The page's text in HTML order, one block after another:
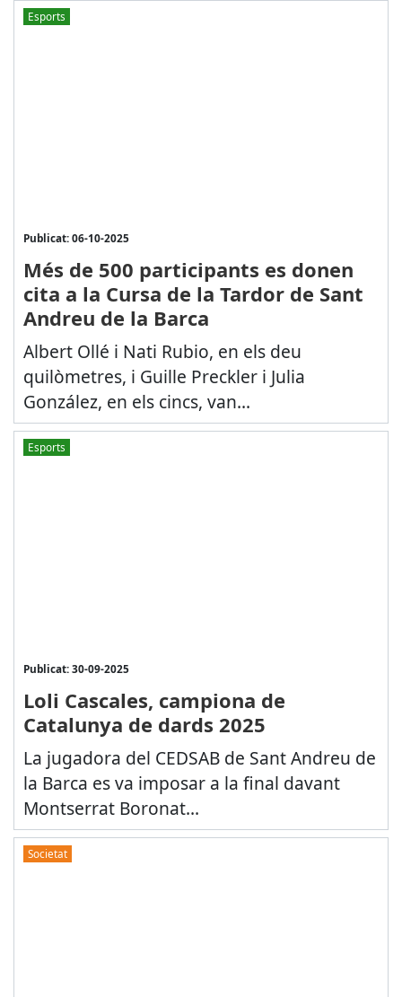
Esports
Publicat: 06-10-2025
Més de 500 participants es donen
cita a la Cursa de la Tardor de Sant
Andreu de la Barca
Albert Ollé i Nati Rubio, en els deu
quilòmetres, i Guille Preckler i Julia
González, en els cincs, van...
Esports
Publicat: 30-09-2025
Loli Cascales, campiona de
Catalunya de dards 2025
La jugadora del CEDSAB de Sant Andreu de
la Barca es va imposar a la final davant
Montserrat Boronat...
Societat